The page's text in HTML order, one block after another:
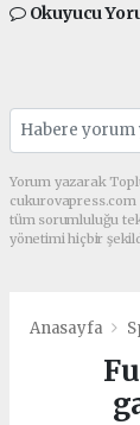
Okuyucu
Yorum yazarak
cukurovapress.com
tüm sorumluluğu
yönetimi hiçbir
Anasayfa